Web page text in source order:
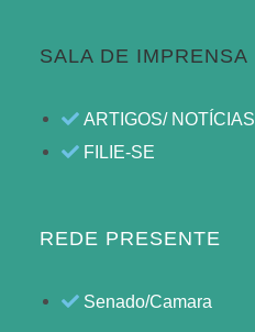
SALA DE IMPRENSA
ARTIGOS/ NOTÍCIAS
FILIE-SE
REDE PRESENTE
Senado/Camara